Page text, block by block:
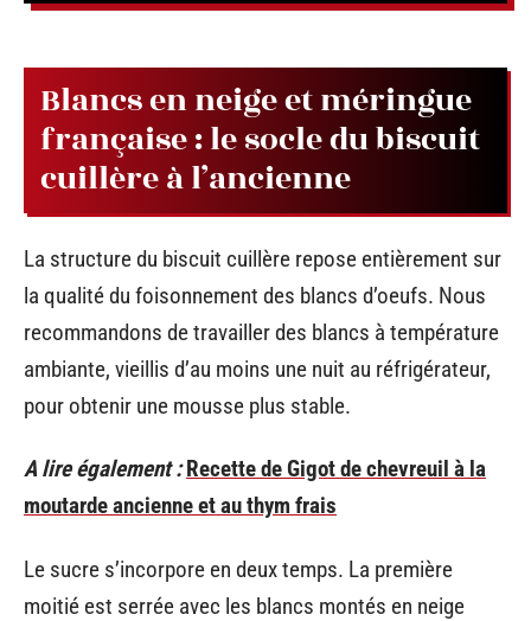
Blancs en neige et méringue
française : le socle du biscuit
cuillère à l’ancienne
La structure du biscuit cuillère repose entièrement sur
la qualité du foisonnement des blancs d’oeufs. Nous
recommandons de travailler des blancs à température
ambiante, vieillis d’au moins une nuit au réfrigérateur,
pour obtenir une mousse plus stable.
A lire également : Recette de Gigot de chevreuil à la
moutarde ancienne et au thym frais
Le sucre s’incorpore en deux temps. La première
moitié est serrée avec les blancs montés en neige